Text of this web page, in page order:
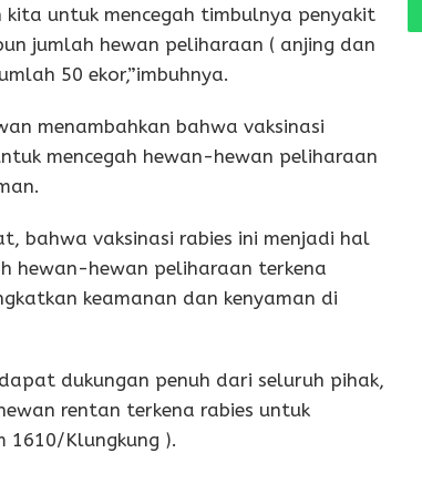
untuk mencegah timbulnya penyakit
jumlah hewan peliharaan ( anjing dan
50 ekor,”imbuhnya.
menambahkan bahwa vaksinasi
mencegah hewan-hewan peliharaan
bahwa vaksinasi rabies ini menjadi hal
hewan-hewan peliharaan terkena
keamanan dan kenyaman di
dukungan penuh dari seluruh pihak,
rentan terkena rabies untuk
1610/Klungkung ).